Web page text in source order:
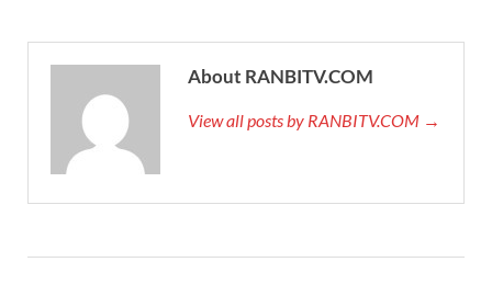
About RANBITV.COM
View all posts by RANBITV.COM →